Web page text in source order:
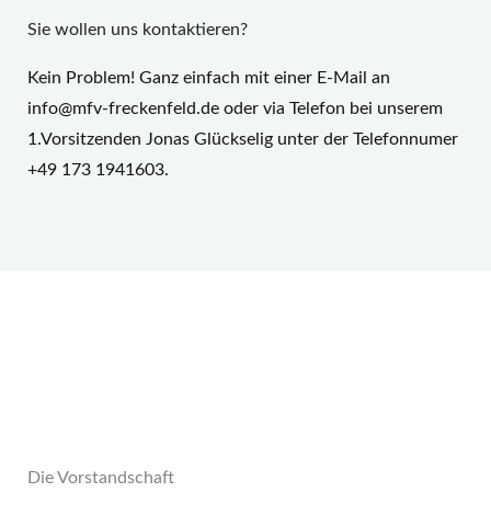
Sie wollen uns kontaktieren?
Kein Problem! Ganz einfach mit einer E-Mail an
info@mfv-freckenfeld.de oder via Telefon bei unserem
1.Vorsitzenden Jonas Glückselig unter der Telefonnumer
+49 173 1941603.
Die Vorstandschaft